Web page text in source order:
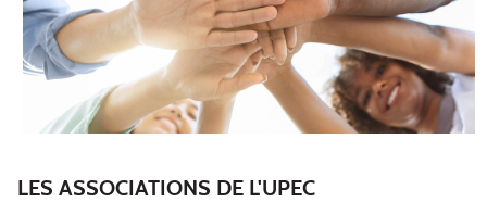
LES ASSOCIATIONS DE L'UPEC